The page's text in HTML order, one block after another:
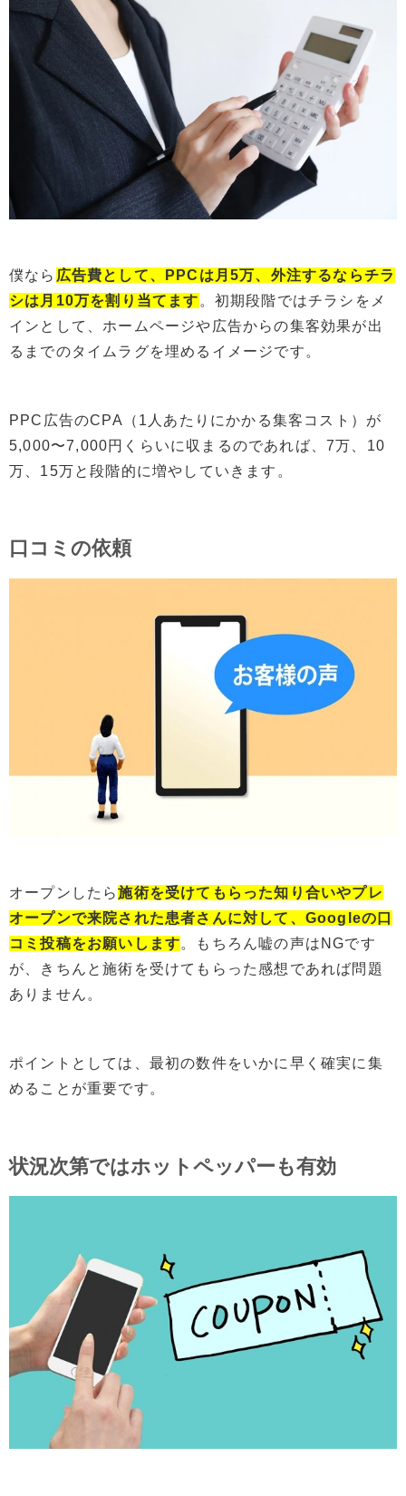
僕なら 広告費として、PPCは月5万、外注するならチラ
シは月10万を割り当てます 。初期段階ではチラシをメ
インとして、ホームページや広告からの集客効果が出
るまでのタイムラグを埋めるイメージです。
PPC広告のCPA（1人あたりにかかる集客コスト）が
5,000〜7,000円くらいに収まるのであれば、7万、10
万、15万と段階的に増やしていきます。
口コミの依頼
オープンしたら施術を受けてもらった知り合いやプレ
オープンで来院された患者さんに対して、Googleの口
コミ投稿をお願いします。もちろん嘘の声はNGです
が、きちんと施術を受けてもらった感想であれば問題
ありません。
ポイントとしては、最初の数件をいかに早く確実に集
めることが重要です。
状況次第ではホットペッパーも有効